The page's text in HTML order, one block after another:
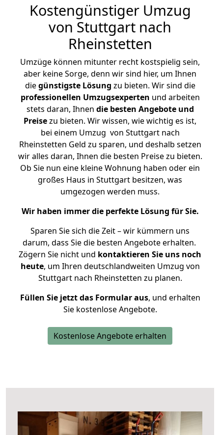
Kostengünstiger Umzug
von Stuttgart nach
Rheinstetten
Umzüge können mitunter recht kostspielig sein,
aber keine Sorge, denn wir sind hier, um Ihnen
diegünstigste Lösung zu bieten. Wir sind die
professionellen Umzugsexperten und arbeiten
stets daran, Ihnen die besten Angebote und
Preisezu bieten. Wir wissen, wie wichtig es ist,
bei einem Umzug von Stuttgart nach
Rheinstetten Geld zu sparen, und deshalb setzen
wir alles daran, Ihnen die besten Preise zu bieten.
Ob Sie nun eine kleine Wohnung haben oder ein
großes Haus in Stuttgart besitzen, was
umgezogen werden muss.
Wir haben immer die perfekte Lösung für Sie.
Sparen Sie sich die Zeit – wir kümmern uns
darum, dass Sie die besten Angebote erhalten.
Zögern Sie nicht und kontaktieren Sie uns noch
heute, um Ihren deutschlandweiten Umzug von
Stuttgart nach Rheinstetten zu planen.
Füllen Sie jetzt das Formular aus, und erhalten
Sie kostenlose Angebote.
Kostenlose Angebote erhalten